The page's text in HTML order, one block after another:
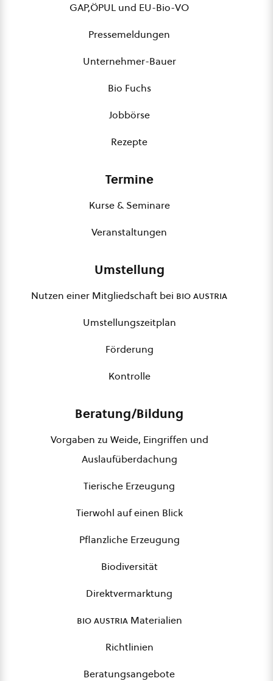
GAP,ÖPUL und EU-Bio-VO
Pressemeldungen
Unternehmer-Bauer
Bio Fuchs
Jobbörse
Rezepte
Termine
Kurse & Seminare
Veranstaltungen
Umstellung
Nutzen einer Mitgliedschaft bei bio austria
Umstellungszeitplan
Förderung
Kontrolle
Beratung/Bildung
Vorgaben zu Weide, Eingriffen und
Auslaufüberdachung
Tierische Erzeugung
Tierwohl auf einen Blick
Pflanzliche Erzeugung
Biodiversität
Direktvermarktung
bio austriaMaterialien
Richtlinien
Beratungsangebote